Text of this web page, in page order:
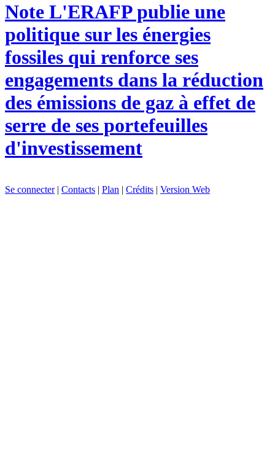
Note L'ERAFP publie une
politique sur les énergies
fossiles qui renforce ses
engagements dans la réduction
des émissions de gaz à effet de
serre de ses portefeuilles
d'investissement
Se connecter| Contacts | Plan | Crédits | Version Web